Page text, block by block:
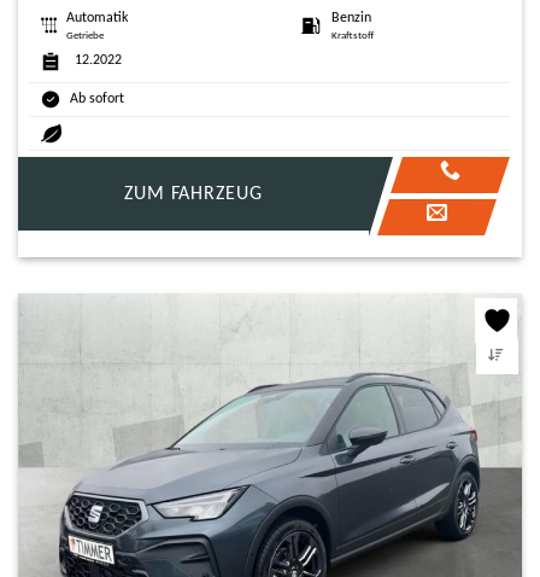
Automatik
Getriebe
Benzin
Kraftstoff
12.2022
Ab sofort
ZUM FAHRZEUG